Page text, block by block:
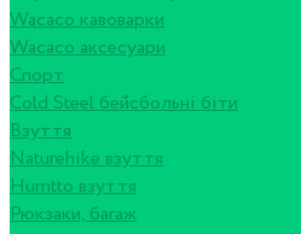
Wacaco кавоварки
Wacaco аксесуари
Спорт
Cold Steel бейсбольні біти
Взуття
Naturehike взуття
Humtto взуття
Рюкзаки, багаж